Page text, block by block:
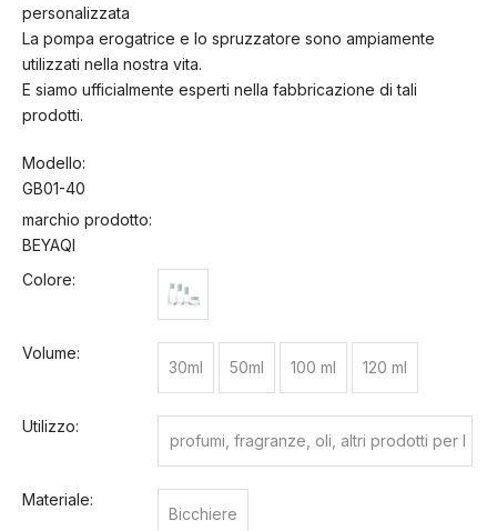
personalizzata
La pompa erogatrice e lo spruzzatore sono ampiamente
utilizzati nella nostra vita.
E siamo ufficialmente esperti nella fabbricazione di tali
prodotti.
Modello:
GB01-40
marchio prodotto:
BEYAQI
Colore:
Volume:
30ml 50ml 100 ml 120 ml
Utilizzo:
profumi, fragranze, oli, altri prodotti per l
Materiale:
Bicchiere